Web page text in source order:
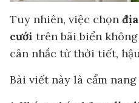
Tuy nhiên, việc chọn
cưới trên bãi biển
cân nhắc từ thời tiết,
Bài viết này là cẩm